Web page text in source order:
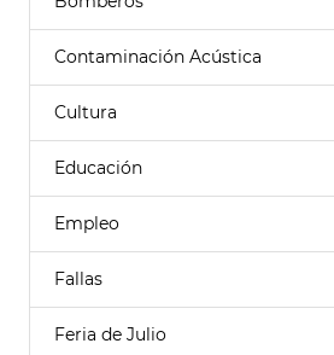
Contaminación Acústica
Cultura
Educación
Empleo
Fallas
Feria de Julio